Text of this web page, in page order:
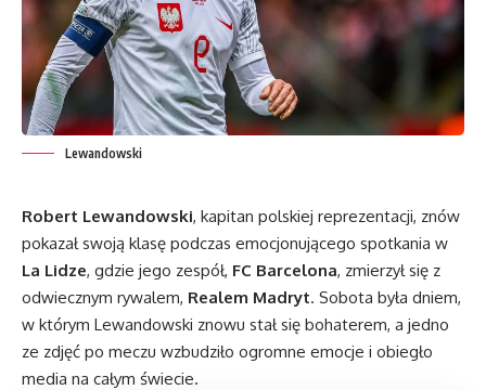
Lewandowski
Robert Lewandowski, kapitan polskiej reprezentacji, znów
pokazał swoją klasę podczas emocjonującego spotkania w
La Lidze, gdzie jego zespół, FC Barcelona, zmierzył się z
odwiecznym rywalem, Realem Madryt. Sobota była dniem,
w którym Lewandowski znowu stał się bohaterem, a jedno
ze zdjęć po meczu wzbudziło ogromne emocje i obiegło
media na całym świecie.